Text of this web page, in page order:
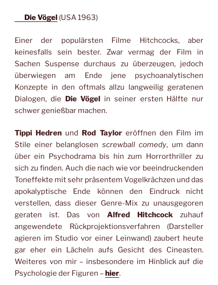
Die Vögel (USA 1963)
Einer der populärsten Filme Hitchcocks, aber
keinesfalls sein bester. Zwar vermag der Film in
Sachen Suspense durchaus zu überzeugen, jedoch
überwiegen am Ende jene psychoanalytischen
Konzepte in den oftmals allzu langweilig geratenen
Dialogen, die Die Vögel in seiner ersten Hälfte nur
schwer genießbar machen.
Tippi Hedren und Rod Tayloreröffnen den Film im
Stile einer belanglosen screwball comedy, um dann
über ein Psychodrama bis hin zum Horrorthriller zu
sich zu finden. Auch die nach wie vor beeindruckenden
Toneffekte mit sehr präsentem Vogelkrächzen und das
apokalyptische Ende können den Eindruck nicht
verstellen, dass dieser Genre-Mix zu unausgegoren
geraten ist. Das von Alfred Hitchcock zuhauf
angewendete Rückprojektionsverfahren (Darsteller
agieren im Studio vor einer Leinwand) zaubert heute
gar eher ein Lächeln aufs Gesicht des Cineasten.
Weiteres von mir – insbesondere im Hinblick auf die
Psychologie der Figuren –hier.